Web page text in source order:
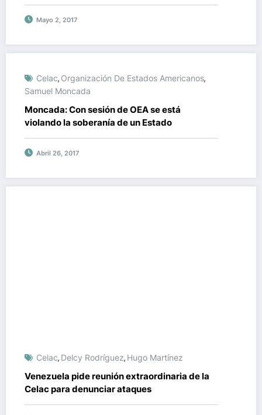
Mayo 2, 2017
Celac, Organización De Estados Americanos,
Samuel Moncada
Moncada: Con sesión de OEA se está
violando la soberanía de un Estado
Abril 26, 2017
Celac, Delcy Rodríguez, Hugo Martínez
Venezuela pide reunión extraordinaria de la
Celac para denunciar ataques